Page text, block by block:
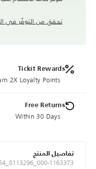
تحقق من التوفّر في
Tickit Rewards
2X Loyalty Points
Free Returns
Within 30 Days
تفاصيل المنتج
1163373